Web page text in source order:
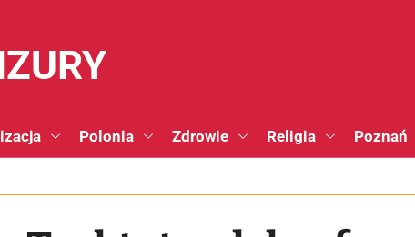
Polonia Zdrowie Religia Poznań